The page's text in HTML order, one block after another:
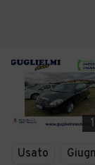
Usato